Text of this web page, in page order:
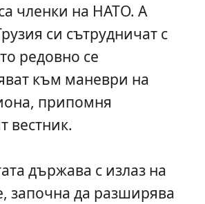
членки на НАТО. А
си сътрудничат с
редовно се
към маневри на
припомня
вестник.
държава с излаз на
започна да разширява